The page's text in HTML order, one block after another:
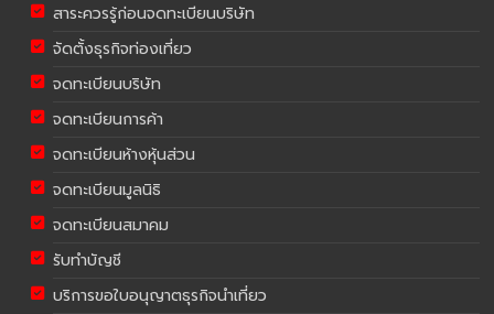
สาระควรรู้ก่อนจดทะเบียนบริษัท
จัดตั้งธุรกิจท่องเที่ยว
จดทะเบียนบริษัท
จดทะเบียนการค้า
จดทะเบียนห้างหุ้นส่วน
จดทะเบียนมูลนิธิ
จดทะเบียนสมาคม
รับทำบัญชี
บริการขอใบอนุญาตธุรกิจนำเที่ยว